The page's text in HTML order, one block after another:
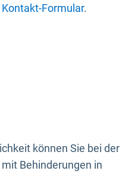
Kontakt-Formular.
können Sie bei der
Behinderungen in